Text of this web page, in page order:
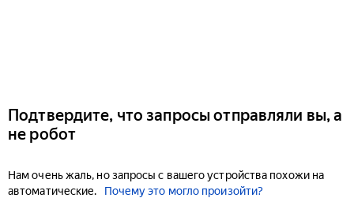
Подтвердите, что запросы отправляли вы, а
не робот
Нам очень жаль, но запросы с вашего устройства похожи на
автоматические.
Почему это могло произойти?